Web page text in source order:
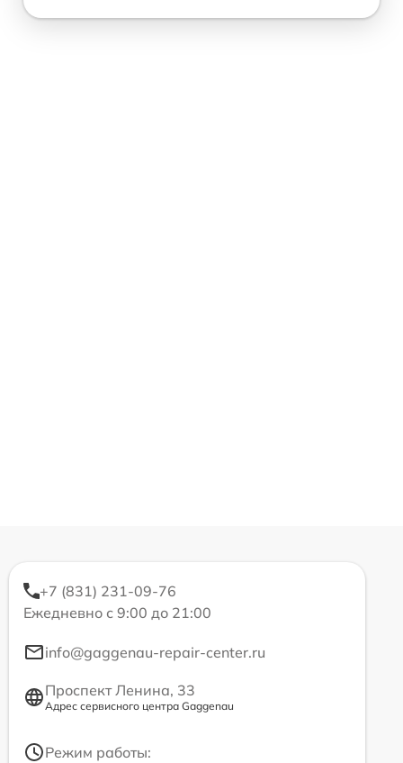
+7 (831) 231-09-76
Ежедневно с 9:00 до 21:00
info@gaggenau-repair-center.ru
Проспект Ленина, 33
Адрес сервисного центра Gaggenau
Режим работы: